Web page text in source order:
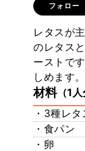
フォロー
レタスが
のレタス
ーストで
しめます。
材料（1人
・3種レ
・食パン
・卵